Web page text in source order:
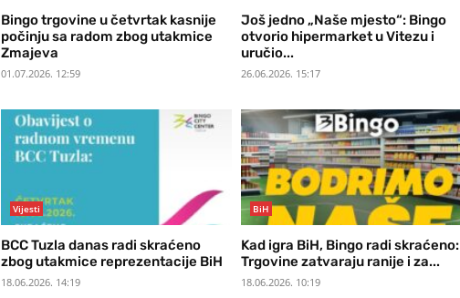
Bingo trgovine u četvrtak kasnije
počinju sa radom zbog utakmice
Zmajeva
01.07.2026. 12:59
Još jedno „Naše mjesto“: Bingo
otvorio hipermarket u Vitezu i
uručio...
26.06.2026. 15:17
Vijesti
BCC Tuzla danas radi skraćeno
zbog utakmice reprezentacije BiH
18.06.2026. 14:19
BiH
Kad igra BiH, Bingo radi skraćeno:
Trgovine zatvaraju ranije i za...
18.06.2026. 10:19